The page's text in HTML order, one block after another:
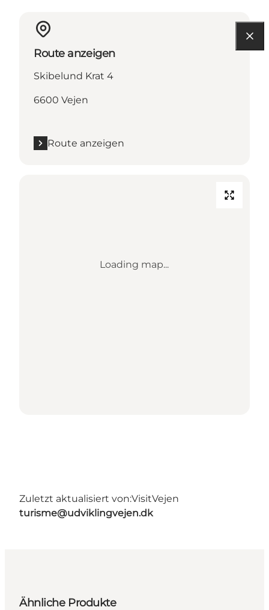
Route anzeigen
Skibelund Krat 4
6600 Vejen
Route anzeigen
Loading map...
Zuletzt aktualisiert von:VisitVejen
turisme@udviklingvejen.dk
Ähnliche Produkte